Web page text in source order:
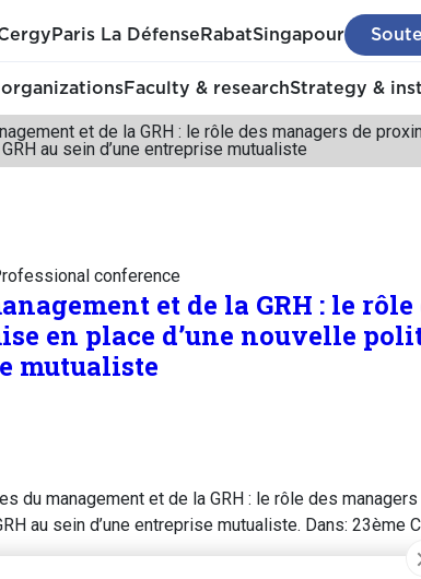
Paris La Défense RabatSingapour
Faculty & researchStrategy &
et de la GRH : le rôle des managers de
au sein d’une entreprise mutualiste
conference
et de la GRH : le rôle
en place d’une nouvelle
mutualiste
du management et de la GRH : le rôle des
au sein d’une entreprise mutualiste. Dans: 23ème